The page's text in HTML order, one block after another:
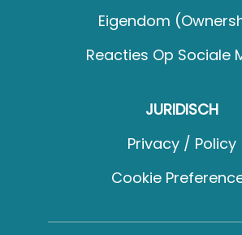
Eigendom
Reacties Op Sociale
JURIDISCH
Privacy / Policy
Cookie